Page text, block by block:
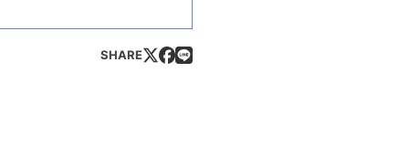
SHARE